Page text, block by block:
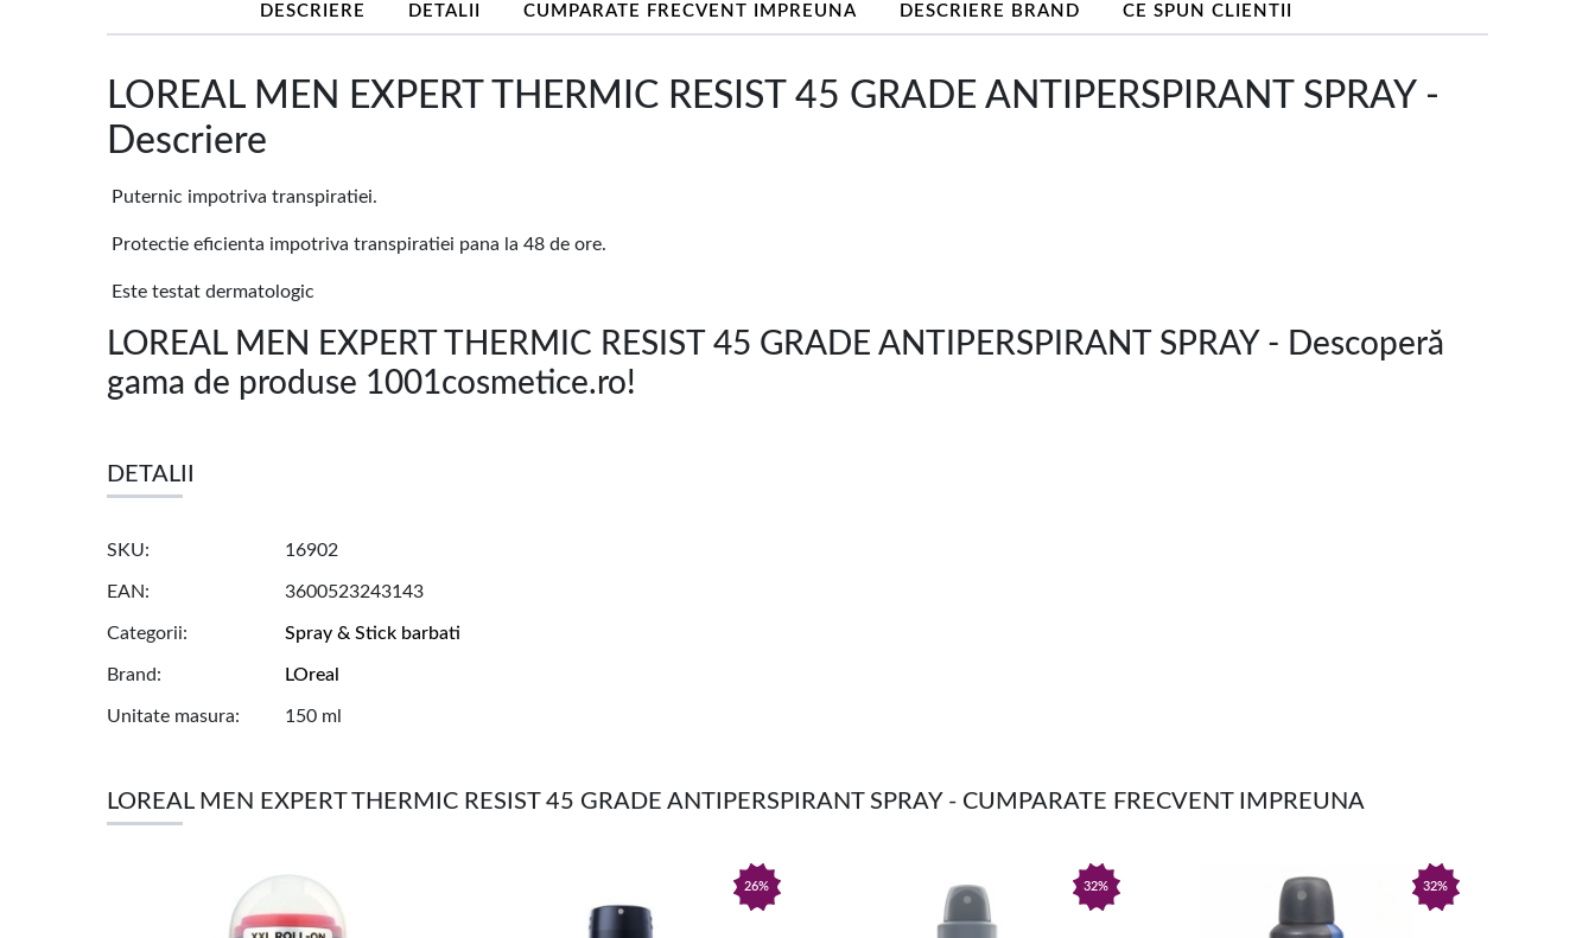
DESCRIERE DETALII CUMPARATE FRECVENT IMPREUNA DESCRIERE BRAND CE SPUN CLIENTII
LOREAL MEN EXPERT THERMIC RESIST 45 GRADE ANTIPERSPIRANT SPRAY -
Descriere
Puternic impotriva transpiratiei.
Protectie eficienta impotriva transpiratiei pana la 48 de ore.
Este testat dermatologic
LOREAL MEN EXPERT THERMIC RESIST 45 GRADE ANTIPERSPIRANT SPRAY - Descoperă
gama de produse 1001cosmetice.ro!
DETALII
SKU 16902
EAN 3600523243143
Categorii Spray & Stick barbati
Brand LOreal
Unitate masura 150 ml
LOREAL MEN EXPERT THERMIC RESIST 45 GRADE ANTIPERSPIRANT SPRAY - CUMPARATE FRECVENT IMPREUNA
26% 32% 32%